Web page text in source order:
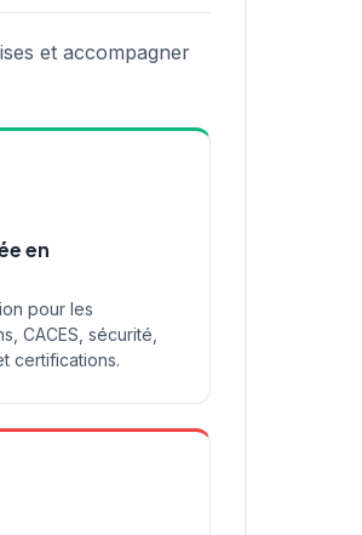
et accompagner
en
pour les
CACES, sécurité,
certifications.